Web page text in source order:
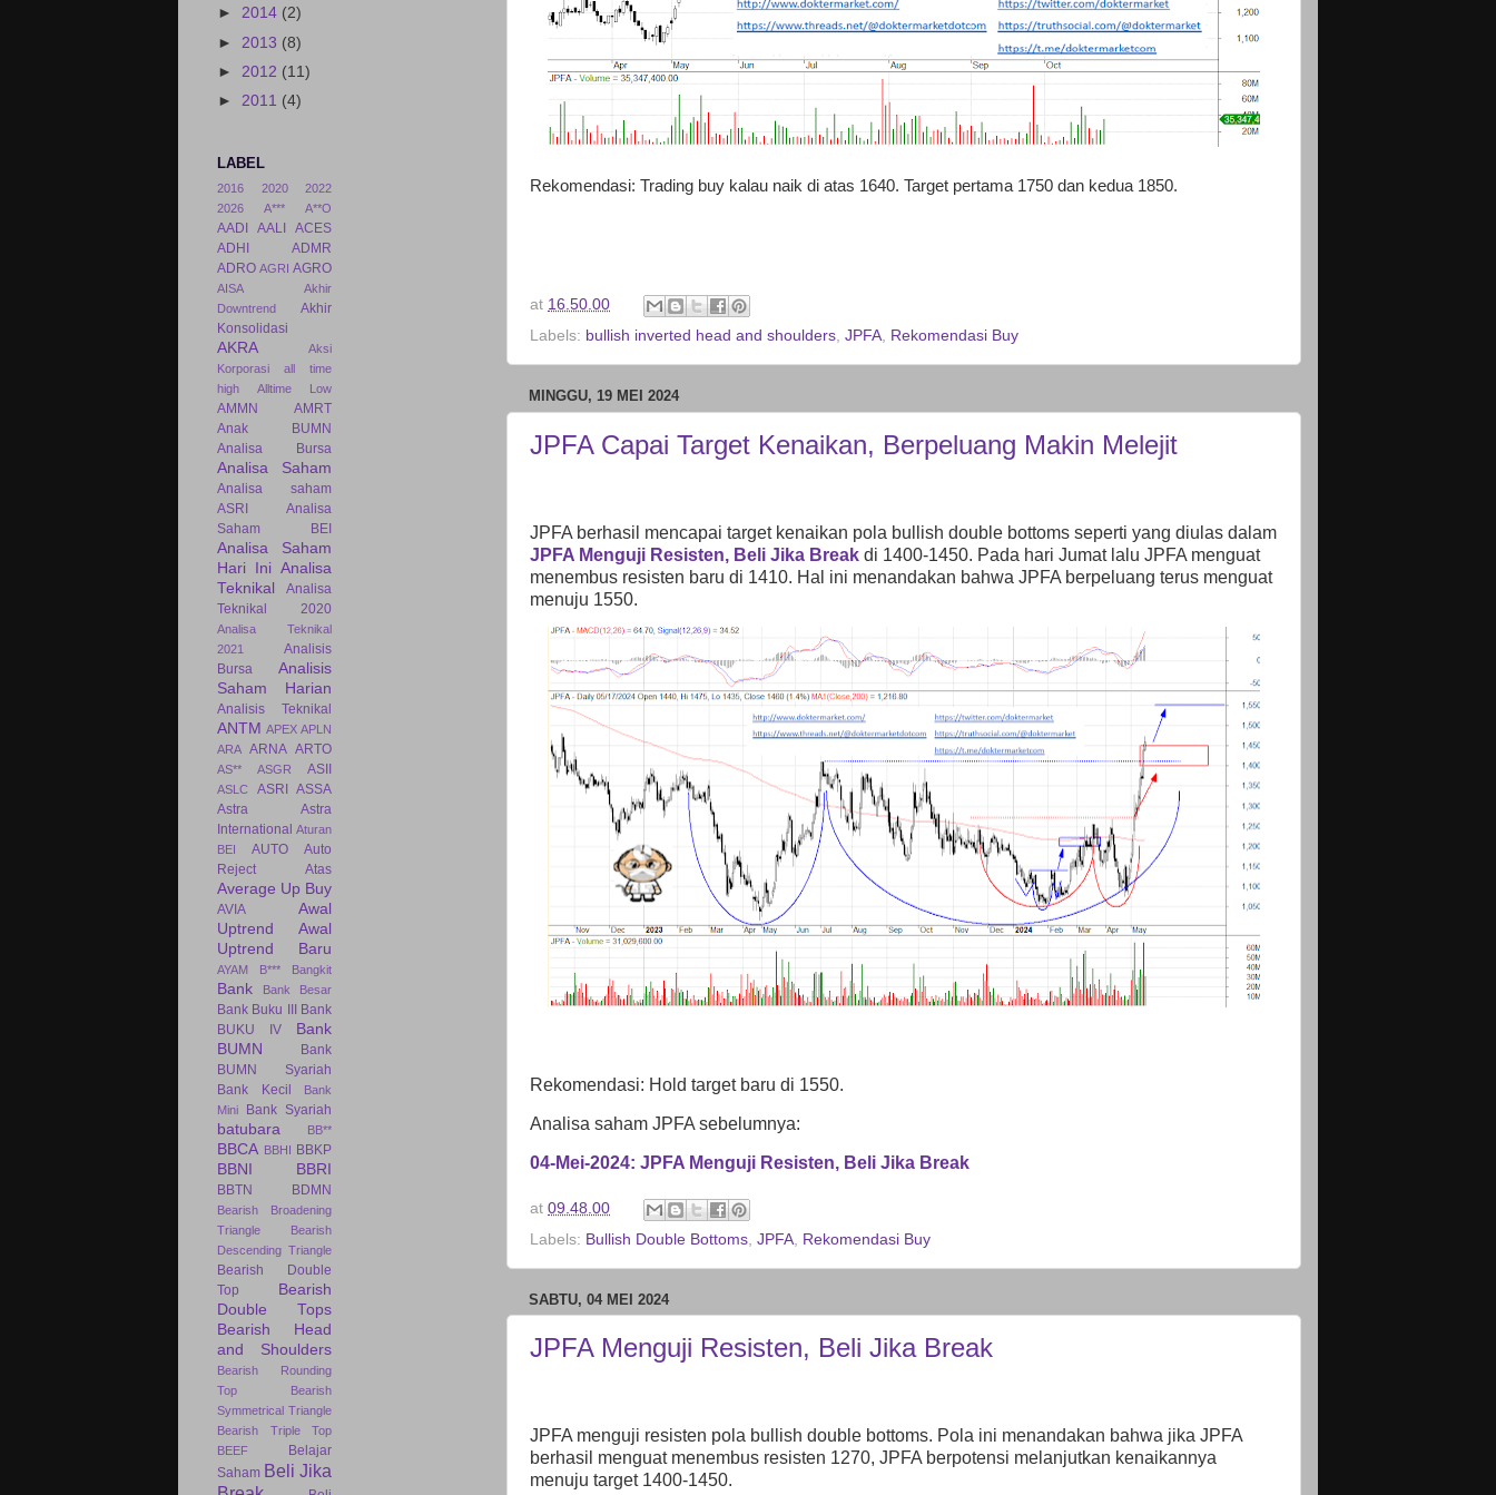
Rekomendasi: Trading buy kalau naik di atas 1640. Target pertama 1750 dan kedua 1850.
at 16.50.00
Labels: bullish inverted head and shoulders, JPFA, Rekomendasi Buy
MINGGU, 19 MEI 2024
JPFA Capai Target Kenaikan, Berpeluang Makin Melejit
JPFA berhasil mencapai target kenaikan pola bullish double bottoms seperti yang diulas dalam
JPFA Menguji Resisten, Beli Jika Break di 1400-1450. Pada hari Jumat lalu JPFA menguat
menembus resisten baru di 1410. Hal ini menandakan bahwa JPFA berpeluang terus menguat
menuju 1550.
Rekomendasi: Hold target baru di 1550.
Analisa saham JPFA sebelumnya:
04-Mei-2024: JPFA Menguji Resisten, Beli Jika Break
at 09.48.00
Labels: Bullish Double Bottoms JPFA Rekomendasi Buy
SABTU, 04 MEI 2024
JPFA Menguji Resisten, Beli Jika Break
JPFA menguji resisten pola bullish double bottoms. Pola ini menandakan bahwa jika JPFA
berhasil menguat menembus resisten 1270, JPFA berpotensi melanjutkan kenaikannya
menuju target 1400-1450.
► 2014 (2)
► 2013 (8)
► 2012 (11)
► 2011 (4)
LABEL
2016 2020
2022
2026
A*** A**O
AADI AALI
ACES
ADHI
ADMR
ADRO AGRI AGRO
AISA
Akhir
Downtrend
Akhir
Konsolidasi
AKRA
Aksi
Korporasi
all time
high
Alltime Low
AMMN
AMRT
Anak BUMN
Analisa Bursa
Analisa Saham
Analisa saham
ASRI
Analisa
Saham BEI
Analisa Saham
Hari Ini Analisa
Teknikal
Analisa
Teknikal 2020
Analisa Teknikal
2021
Analisis
Bursa
Analisis
Saham Harian
Analisis Teknikal
ANTM APEX APLN
ARA ARNA ARTO
AS** ASGR ASII
ASLC ASRI
ASSA
Astra
Astra
International Aturan
BEI
AUTO
Auto
Reject Atas
Average Up Buy
AVIA
Awal
Uptrend
Awal
Uptrend Baru
AYAM B*** Bangkit
Bank Bank Besar
Bank Buku III
Bank
BUKU IV
Bank
BUMN
Bank
BUMN Syariah
Bank Kecil
Bank
Mini
Bank Syariah
batubara BB**
BBCA BBHI BBKP
BBNI BBRI
BBTN BDMN
Bearish Broadening
Triangle
Bearish
Descending Triangle
Bearish Double
Top
Bearish
Double Tops
Bearish Head
and Shoulders
Bearish Rounding
Top
Bearish
Symmetrical Triangle
Bearish Triple Top
BEEF
Belajar
Saham Beli Jika